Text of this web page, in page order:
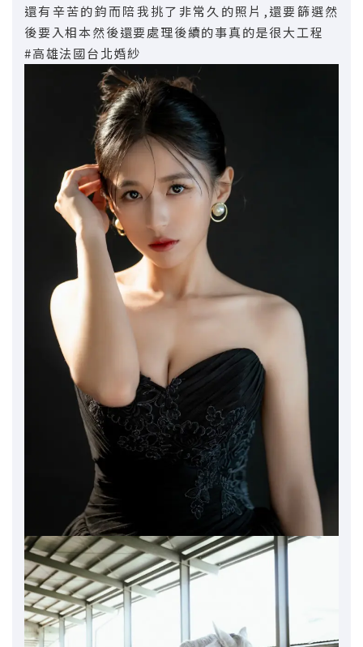
還有辛苦的鈞而陪我挑了非常久的照片,還要篩選然
後要入相本然後還要處理後續的事真的是很大工程
#高雄法國台北婚紗